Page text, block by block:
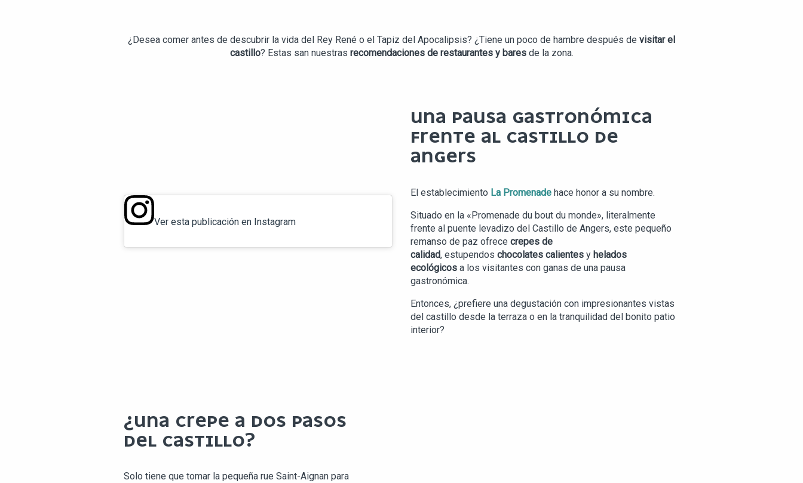
¿Desea comer antes de descubrir la vida del Rey René o el Tapiz del Apocalipsis? ¿Tiene un poco de hambre después de visitar el
castillo? Estas san nuestras recomendaciones de restaurantes y baresde la zona.
Ver esta publicación en Instagram
UNA PAUSA GASTRONÓMICA
FRENTE AL CASTILLO DE
ANGERS
El establecimiento La Promenade hace honor a su nombre.
Situado en la «Promenade du bout du monde», literalmente
frente al puente levadizo del Castillo de Angers, este pequeño
remanso de paz ofrece crepes de
calidad, estupendos chocolates calientes y helados
ecológicos a los visitantes con ganas de una pausa
gastronómica.
Entonces, ¿prefiere una degustación con impresionantes vistas
del castillo desde la terraza o en la tranquilidad del bonito patio
interior?
¿UNA CREPE A DOS PASOS
DEL CASTILLO?
Solo tiene que tomar la pequeña rue Saint-Aignan para